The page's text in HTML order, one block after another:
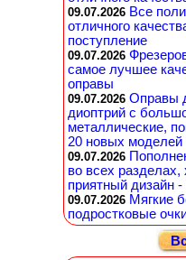
09.07.2026 Все
отличного
поступление
09.07.2026
самое лучшее
оправы
09.07.2026 Оправы
диоптрий с
металлические,
20 новых моделей
09.07.2026
во всех разделах,
приятный дизайн
09.07.2026 Мягкие
подростковые